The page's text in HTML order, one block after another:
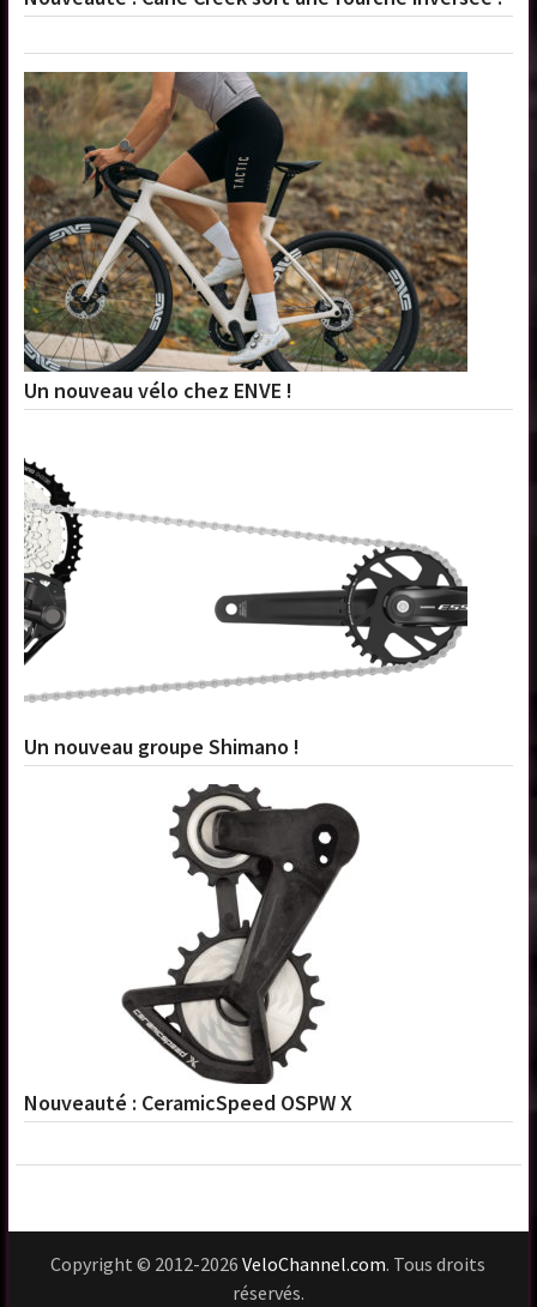
Un nouveau vélo chez ENVE !
Un nouveau groupe Shimano !
Nouveauté : CeramicSpeed OSPW X
Copyright © 2012-2026VeloChannel.com. Tous droits
réservés.